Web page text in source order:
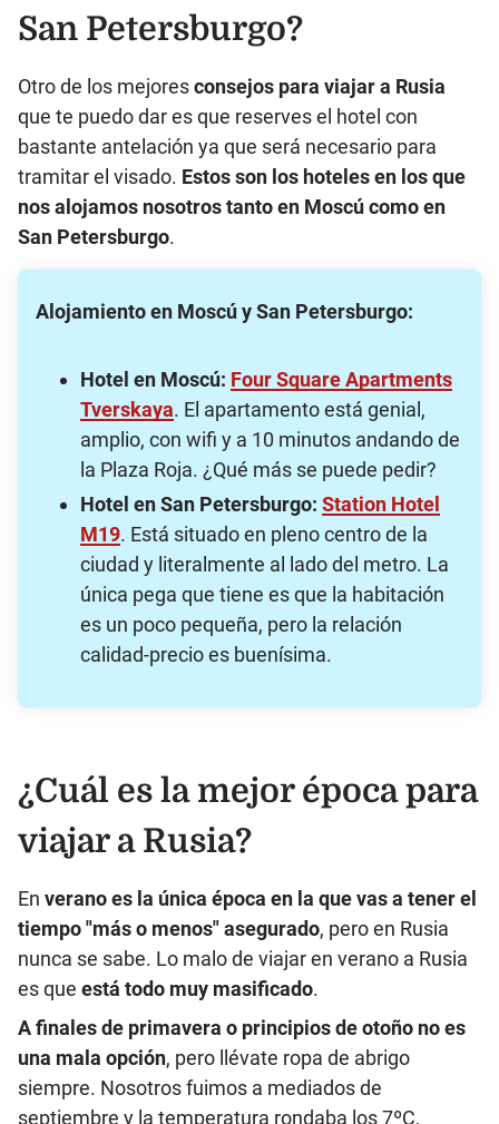
San Petersburgo?
Otro de los mejoresconsejos para viajar a Rusia
que te puedo dar es que reserves el hotel con
bastante antelación ya que será necesario para
tramitar el visado. Estos son los hoteles en los que
nos alojamos nosotros tanto en Moscú como en
San Petersburgo.
Alojamiento en Moscú y San Petersburgo:
Hotel en Moscú: Four Square Apartments
Tverskaya. El apartamento está genial,
amplio, con wifi y a 10 minutos andando de
la Plaza Roja. ¿Qué más se puede pedir?
Hotel en San Petersburgo: Station Hotel
M19. Está situado en pleno centro de la
ciudad y literalmente al lado del metro. La
única pega que tiene es que la habitación
es un poco pequeña, pero la relación
calidad-precio es buenísima.
¿Cuál es la mejor época para
viajar a Rusia?
En verano es la única época en la que vas a tener el
tiempo "más o menos" asegurado, pero en Rusia
nunca se sabe. Lo malo de viajar en verano a Rusia
es que está todo muy masificado.
A finales de primavera o principios de otoño no es
una mala opción, pero llévate ropa de abrigo
siempre. Nosotros fuimos a mediados de
septiembre y la temperatura rondaba los 7ºC,